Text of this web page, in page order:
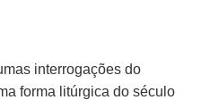
interrogações do
forma litúrgica do século